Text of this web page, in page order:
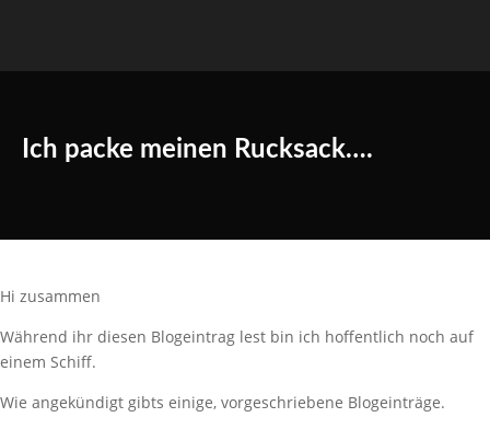
Ich packe meinen Rucksack….
Hi zusammen
Während ihr diesen Blogeintrag lest bin ich hoffentlich noch auf
einem Schiff.
Wie angekündigt gibts einige, vorgeschriebene Blogeinträge.